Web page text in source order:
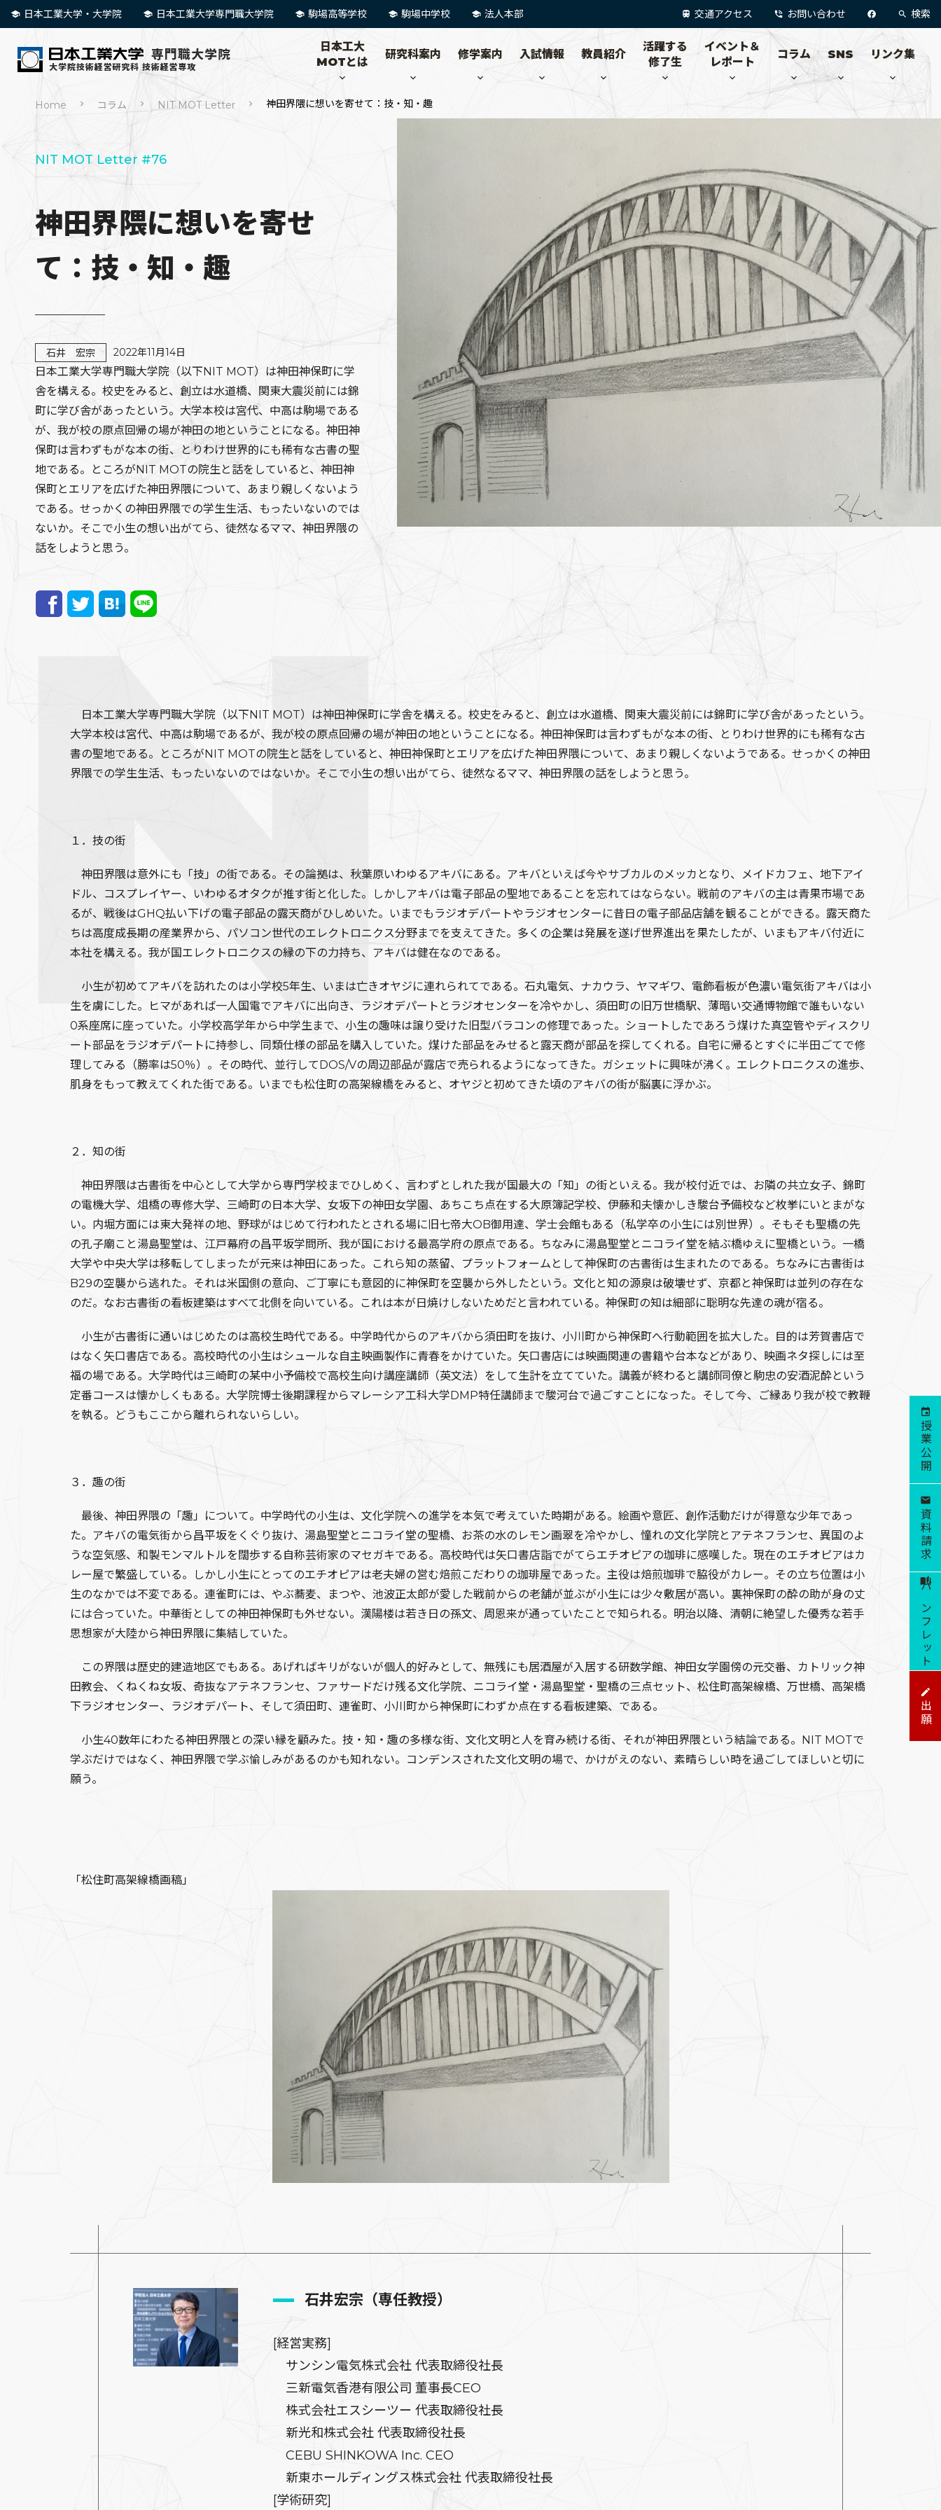
日本工業大学・大学院 日本工業大学専門職大学院 駒場高等学校 駒場中学校 法人本部 交通アクセス お問い合わせ 検索
日本工大
MOTとは
研究科案内 修学案内 入試情報 教員紹介
活躍する
修了生
イベント＆
レポート
コラム SNS リンク集
Home コラム NIT MOT Letter 神田界隈に想いを寄せて：技・知・趣
NIT MOT Letter #76
神田界隈に想いを寄せ
て：技・知・趣
石井 宏宗 2022年11月14日
日本工業大学専門職大学院（以下NIT MOT）は神田神保町に学
舎を構える。校史をみると、創立は水道橋、関東大震災前には錦
町に学び舎があったという。大学本校は宮代、中高は駒場である
が、我が校の原点回帰の場が神田の地ということになる。神田神
保町は言わずもがな本の街、とりわけ世界的にも稀有な古書の聖
地である。ところがNIT MOTの院生と話をしていると、神田神
保町とエリアを広げた神田界隈について、あまり親しくないよう
である。せっかくの神田界隈での学生生活、もったいないのでは
ないか。そこで小生の想い出がてら、徒然なるママ、神田界隈の
話をしようと思う。
日本工業大学専門職大学院（以下NIT MOT）は神田神保町に学舎を構える。校史をみると、創立は水道橋、関東大震災前には錦町に学び舎があったという。
大学本校は宮代、中高は駒場であるが、我が校の原点回帰の場が神田の地ということになる。神田神保町は言わずもがな本の街、とりわけ世界的にも稀有な古
書の聖地である。ところがNIT MOTの院生と話をしていると、神田神保町とエリアを広げた神田界隈について、あまり親しくないようである。せっかくの神田
界隈での学生生活、もったいないのではないか。そこで小生の想い出がてら、徒然なるママ、神田界隈の話をしようと思う。
１．技の街
神田界隈は意外にも「技」の街である。その論拠は、秋葉原いわゆるアキバにある。アキバといえば今やサブカルのメッカとなり、メイドカフェ、地下アイ
ドル、コスプレイヤー、いわゆるオタクが推す街と化した。しかしアキバは電子部品の聖地であることを忘れてはならない。戦前のアキバの主は青果市場であ
るが、戦後はGHQ払い下げの電子部品の露天商がひしめいた。いまでもラジオデパートやラジオセンターに昔日の電子部品店舗を観ることができる。露天商た
ちは高度成長期の産業界から、パソコン世代のエレクトロニクス分野までを支えてきた。多くの企業は発展を遂げ世界進出を果たしたが、いまもアキバ付近に
本社を構える。我が国エレクトロニクスの縁の下の力持ち、アキバは健在なのである。
小生が初めてアキバを訪れたのは小学校5年生、いまは亡きオヤジに連れられてである。石丸電気、ナカウラ、ヤマギワ、電飾看板が色濃い電気街アキバは小
生を虜にした。ヒマがあれば一人国電でアキバに出向き、ラジオデパートとラジオセンターを冷やかし、須田町の旧万世橋駅、薄暗い交通博物館で誰もいない
0系座席に座っていた。小学校高学年から中学生まで、小生の趣味は譲り受けた旧型バラコンの修理であった。ショートしたであろう煤けた真空管やディスクリ
ート部品をラジオデパートに持参し、同類仕様の部品を購入していた。煤けた部品をみせると露天商が部品を探してくれる。自宅に帰るとすぐに半田ごてで修
理してみる（勝率は50％）。その時代、並行してDOS/Vの周辺部品が露店で売られるようになってきた。ガシェットに興味が沸く。エレクトロニクスの進歩、
肌身をもって教えてくれた街である。いまでも松住町の高架線橋をみると、オヤジと初めてきた頃のアキバの街が脳裏に浮かぶ。
２．知の街
神田界隈は古書街を中心として大学から専門学校までひしめく、言わずとしれた我が国最大の「知」の街といえる。我が校付近では、お隣の共立女子、錦町
の電機大学、俎橋の専修大学、三崎町の日本大学、女坂下の神田女学園、あちこち点在する大原簿記学校、伊藤和夫懐かしき駿台予備校など枚挙にいとまがな
い。内堀方面には東大発祥の地、野球がはじめて行われたとされる場に旧七帝大OB御用達、学士会館もある（私学卒の小生には別世界）。そもそも聖橋の先
の孔子廟こと湯島聖堂は、江戸幕府の昌平坂学問所、我が国における最高学府の原点である。ちなみに湯島聖堂とニコライ堂を結ぶ橋ゆえに聖橋という。一橋
大学や中央大学は移転してしまったが元来は神田にあった。これら知の蒸留、プラットフォームとして神保町の古書街は生まれたのである。ちなみに古書街は
B29の空襲から逃れた。それは米国側の意向、ご丁寧にも意図的に神保町を空襲から外したという。文化と知の源泉は破壊せず、京都と神保町は並列の存在な
のだ。なお古書街の看板建築はすべて北側を向いている。これは本が日焼けしないためだと言われている。神保町の知は細部に聡明な先達の魂が宿る。
小生が古書街に通いはじめたのは高校生時代である。中学時代からのアキバから須田町を抜け、小川町から神保町へ行動範囲を拡大した。目的は芳賀書店で
はなく矢口書店である。高校時代の小生はシュールな自主映画製作に青春をかけていた。矢口書店には映画関連の書籍や台本などがあり、映画ネタ探しには至
福の場である。大学時代は三崎町の某中小予備校で高校生向け講座講師（英文法）をして生計を立てていた。講義が終わると講師同僚と駒忠の安酒泥酔という
定番コースは懐かしくもある。大学院博士後期課程からマレーシア工科大学DMP特任講師まで駿河台で過ごすことになった。そして今、ご縁あり我が校で教鞭
を執る。どうもここから離れられないらしい。
３．趣の街
最後、神田界隈の「趣」について。中学時代の小生は、文化学院への進学を本気で考えていた時期がある。絵画や意匠、創作活動だけが得意な少年であっ
た。アキバの電気街から昌平坂をくぐり抜け、湯島聖堂とニコライ堂の聖橋、お茶の水のレモン画翠を冷やかし、憧れの文化学院とアテネフランセ、異国のよ
うな空気感、和製モンマルトルを闊歩する自称芸術家のマセガキである。高校時代は矢口書店詣でがてらエチオピアの珈琲に感嘆した。現在のエチオピアはカ
レー屋で繁盛している。しかし小生にとってのエチオピアは老夫婦の営む焙煎こだわりの珈琲屋であった。主役は焙煎珈琲で脇役がカレー。その立ち位置は小
生のなかでは不変である。連雀町には、やぶ蕎麦、まつや、池波正太郎が愛した戦前からの老舗が並ぶが小生には少々敷居が高い。裏神保町の酔の助が身の丈
には合っていた。中華街としての神田神保町も外せない。漢陽楼は若き日の孫文、周恩来が通っていたことで知られる。明治以降、清朝に絶望した優秀な若手
思想家が大陸から神田界隈に集結していた。
この界隈は歴史的建造地区でもある。あげればキリがないが個人的好みとして、無残にも居酒屋が入居する研数学館、神田女学園傍の元交番、カトリック神
田教会、くねくね女坂、奇抜なアテネフランセ、ファサードだけ残る文化学院、ニコライ堂・湯島聖堂・聖橋の三点セット、松住町高架線橋、万世橋、高架橋
下ラジオセンター、ラジオデパート、そして須田町、連雀町、小川町から神保町にわずか点在する看板建築、である。
小生40数年にわたる神田界隈との深い縁を顧みた。技・知・趣の多様な街、文化文明と人を育み続ける街、それが神田界隈という結論である。NIT MOTで
学ぶだけではなく、神田界隈で学ぶ愉しみがあるのかも知れない。コンデンスされた文化文明の場で、かけがえのない、素晴らしい時を過ごしてほしいと切に
願う。
「松住町高架線橋画稿」
石井宏宗（専任教授）
[経営実務]
サンシン電気株式会社 代表取締役社長
三新電気香港有限公司 董事長CEO
株式会社エスシーツー 代表取締役社長
新光和株式会社 代表取締役社長
CEBU SHINKOWA Inc. CEO
新東ホールディングス株式会社 代表取締役社長
[学術研究]
授業公開
資料請求
パンフレット
出願